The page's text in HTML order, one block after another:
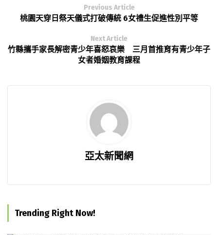
Previous Article
桃園天穿日祭天儀式打破傳統 6女禮生促進性別平等
Next Article
竹縣攜手家長解密青少年喜怒哀樂 三月首推育有青少年子
女者婚姻教育課程
亞太新聞網
Trending Right Now!